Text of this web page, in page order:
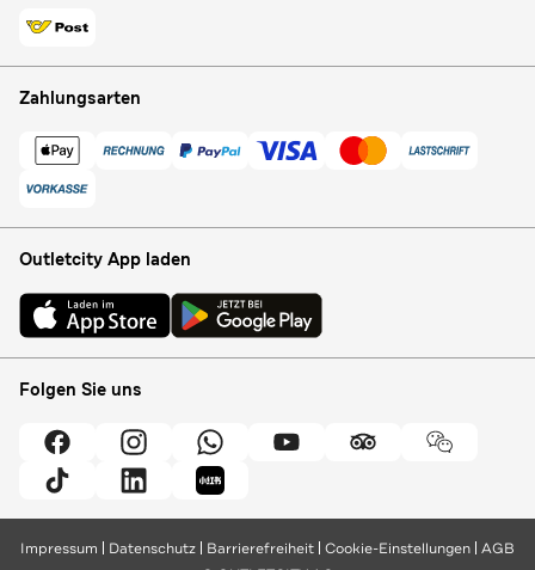
Zahlungsarten
Outletcity App laden
Folgen Sie uns
Impressum Datenschutz Barrierefreiheit Cookie-Einstellungen AGB